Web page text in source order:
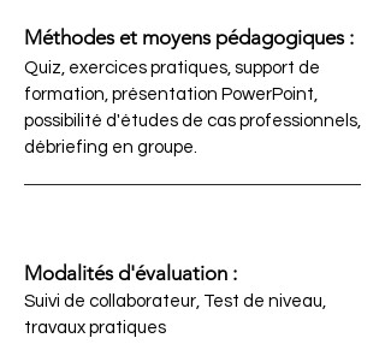
Méthodes et moyens pédagogiques :
Quiz, exercices pratiques, support de
formation, présentation PowerPoint,
possibilité d'études de cas professionnels,
débriefing en groupe.
Modalités d'évaluation :
Suivi de collaborateur, Test de niveau,
travaux pratiques